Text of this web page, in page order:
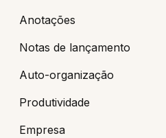
Anotações
Notas de lançamento
Auto-organização
Produtividade
Empresa